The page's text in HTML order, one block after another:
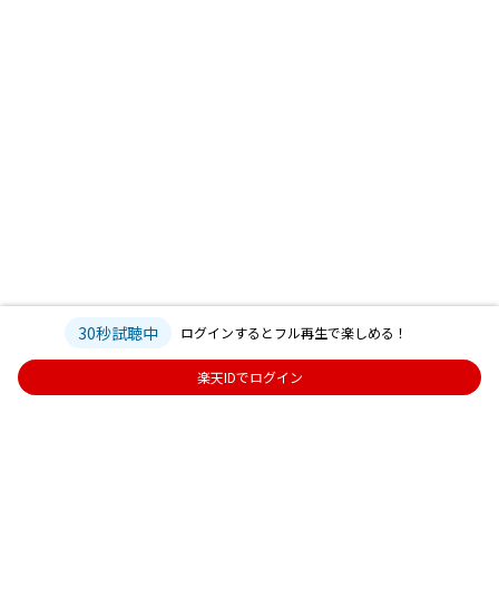
30秒試聴中 ログインするとフル再生で楽しめる！
楽天IDでログイン